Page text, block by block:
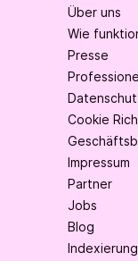
Über uns
Wie
Presse
Cookie
Impressum
Partner
Jobs
Blog